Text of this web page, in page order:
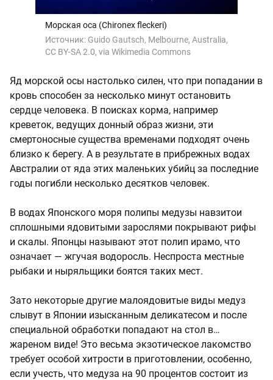
Морская оса (Chironex fleckeri)
Источник: Guido Gautsch, Melbourne, Australia,
CC BY-SA 2.0, via Wikimedia Commons
Яд морской осы настолько силен, что при попадании в
кровь способен за несколько минут остановить
сердце человека. В поисках корма, например
креветок, ведущих донный образ жизни, эти
смертоносные существа временами подходят очень
близко к берегу. А в результате в прибрежных водах
Австралии от яда этих маленьких убийц за последние
годы погибли несколько десятков человек.
В водах Японского моря полипы медузы навзитои
сплошными ядовитыми зарослями покрывают рифы
и скалы. Японцы называют этот полип ирамо, что
означает — жгучая водоросль. Неспроста местные
рыбаки и ныряльщики боятся таких мест.
Зато некоторые другие малоядовитые виды медуз
слывут в Японии изысканным деликатесом и после
специальной обработки попадают на стол в…
жареном виде! Это весьма экзотическое лакомство
требует особой хитрости в приготовлении, особенно,
если учесть, что медуза на 90 процентов состоит из